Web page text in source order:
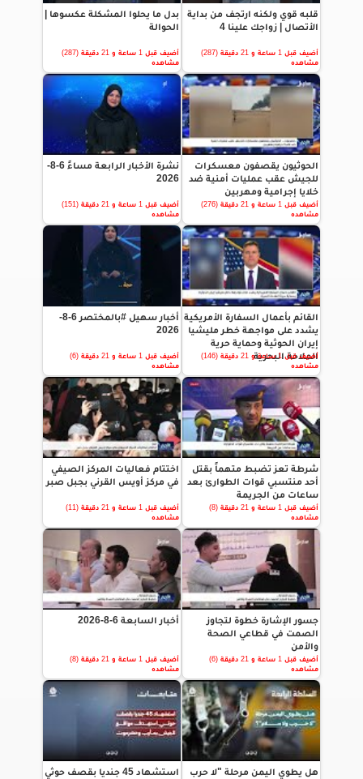
قلبه قوي ولكنه ارتجف من بداية
الأتصال | زواجك علينا 4
أضيف قبل 1 ساعة و 21 دقيقة (287)
مشاهده
بدل ما يحلوا المشكلة عكسوها |
الحوالة
أضيف قبل 1 ساعة و 21 دقيقة (287)
مشاهده
الحوثيون يقصفون معسكرات
للجيش عقب عمليات أمنية ضد
خلايا إجرامية ومهربين
أضيف قبل 1 ساعة و 21 دقيقة (276)
مشاهده
نشرة الأخبار الرابعة مساءً 6-8-
2026
أضيف قبل 1 ساعة و 21 دقيقة (151)
مشاهده
القائم بأعمال السفارة الأمريكية
يشدد على مواجهة خطر مليشيا
إيران الحوثية وحماية حرية
الملاحة البحرية
أضيف قبل 1 ساعة و 21 دقيقة (146)
مشاهده
أخبار سهيل #بالمختصر 6-8-
2026
أضيف قبل 1 ساعة و 21 دقيقة (6)
مشاهده
شرطة تعز تضبط متهماً بقتل
أحد منتسبي قوات الطوارئ بعد
ساعات من الجريمة
أضيف قبل 1 ساعة و 21 دقيقة (8)
مشاهده
اختتام فعاليات المركز الصيفي
في مركز أويس القرني بجبل صبر
أضيف قبل 1 ساعة و 21 دقيقة (11)
مشاهده
جسور الإشارة خطوة لتجاوز
الصمت في قطاعي الصحة
والأمن
أضيف قبل 1 ساعة و 21 دقيقة (6)
مشاهده
أخبار السابعة 6-8-2026
أضيف قبل 1 ساعة و 21 دقيقة (8)
مشاهده
هل يطوي اليمن مرحلة "لا حرب استشهاد 45 جنديا بقصف حوثي